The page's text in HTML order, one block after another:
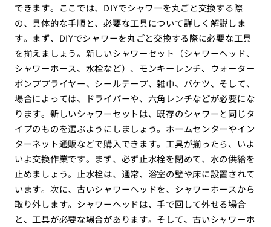
できます。ここでは、DIYでシャワーを丸ごと交換する際
の、具体的な手順と、必要な工具について詳しく解説しま
す。まず、DIYでシャワーを丸ごと交換する際に必要な工具
を揃えましょう。新しいシャワーセット（シャワーヘッド、
シャワーホース、水栓など）、モンキーレンチ、ウォーター
ポンププライヤー、シールテープ、雑巾、バケツ、そして、
場合によっては、ドライバーや、六角レンチなどが必要にな
ります。新しいシャワーセットは、既存のシャワーと同じタ
イプのものを選ぶようにしましょう。ホームセンターやイン
ターネット通販などで購入できます。工具が揃ったら、いよ
いよ交換作業です。まず、必ず止水栓を閉めて、水の供給を
止めましょう。止水栓は、通常、浴室の壁や床に設置されて
います。次に、古いシャワーヘッドを、シャワーホースから
取り外します。シャワーヘッドは、手で回して外せる場合
と、工具が必要な場合があります。そして、古いシャワーホ